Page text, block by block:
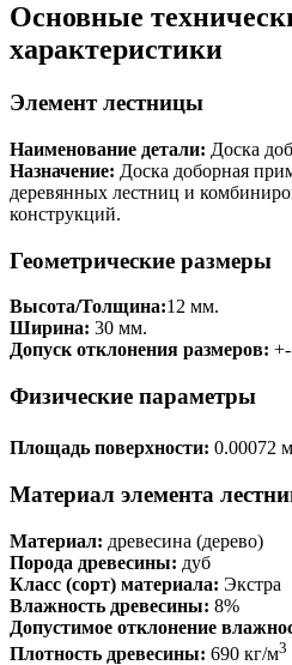
Основные
характеристики
Элемент лестницы
Наименование детали: Доска
Назначение: Доска доборная
деревянных лестниц и
конструкций.
Геометрические размеры
Высота/Толщина:12 мм.
Ширина: 30 мм.
Допуск отклонения размеров:
Физические параметры
Площадь поверхности: 0.00072 м
Материал элемента
Материал: древесина (дерево)
Порода древесины: дуб
Класс (сорт) материала: Экстра
Влажность древесины: 8%
Допустимое отклонение
Плотность древесины: 690 кг/м3